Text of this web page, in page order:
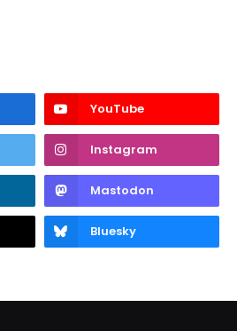
YouTube
Instagram
Mastodon
Bluesky